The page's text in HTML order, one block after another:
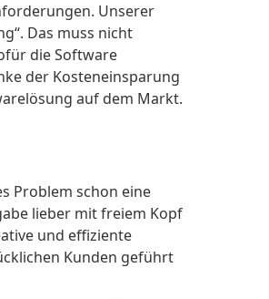
Unserer
Das muss nicht
die Software
der Kosteneinsparung
auf dem Markt.
Problem schon eine
lieber mit freiem Kopf
und effiziente
Kunden geführt